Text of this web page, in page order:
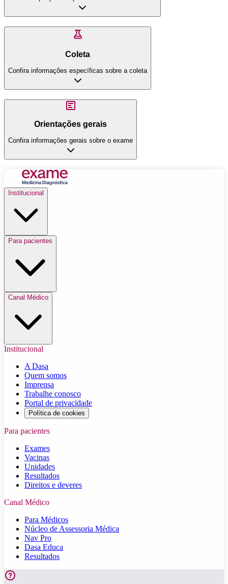
Coleta
Confira informações específicas sobre a coleta
Orientações gerais
Confira informações gerais sobre o exame
Institucional
Para pacientes
Canal Médico
Institucional
A Dasa
Quem somos
Imprensa
Trabalhe conosco
Portal de privacidade
Política de cookies
Para pacientes
Exames
Vacinas
Unidades
Resultados
Direitos e deveres
Canal Médico
Para Médicos
Núcleo de Assessoria Médica
Nav Pro
Dasa Educa
Resultados